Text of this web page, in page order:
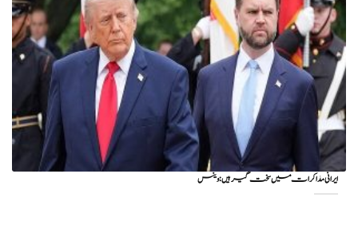
ایرانی مذاکرات میں سخت گیر ہیں: وینس